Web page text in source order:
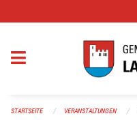
STARTSEITE VERANSTALTUNGEN